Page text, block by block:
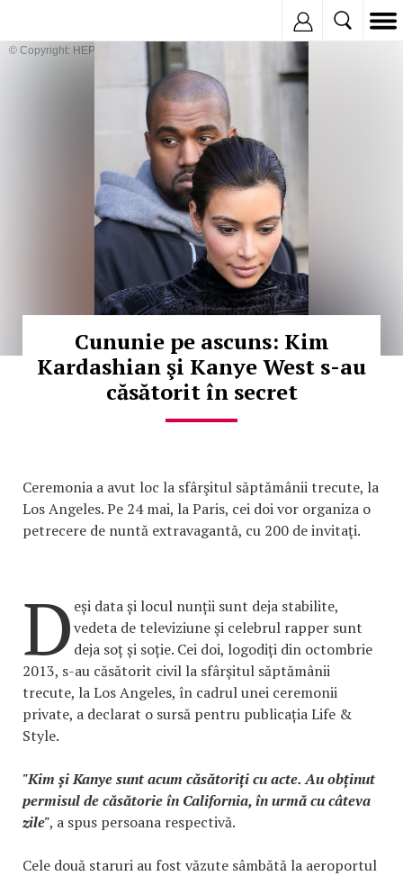
© Copyright: HEPTA
Cununie pe ascuns: Kim
Kardashian şi Kanye West s-au
căsătorit în secret
Ceremonia a avut loc la sfârşitul săptămânii trecute, la
Los Angeles. Pe 24 mai, la Paris, cei doi vor organiza o
petrecere de nuntă extravagantă, cu 200 de invitaţi.
D eși data și locul nunții sunt deja stabilite,
vedeta de televiziune şi celebrul rapper sunt
deja soț și soție. Cei doi, logodiți din octombrie
2013, s-au căsătorit civil la sfârşitul săptămânii
trecute, la Los Angeles, în cadrul unei ceremonii
private, a declarat o sursă pentru publicația Life &
Style.
"Kim și Kanye sunt acum căsătoriți cu acte. Au obținut
permisul de căsătorie în California, în urmă cu câteva
zile", a spus persoana respectivă.
Cele două staruri au fost văzute sâmbătă la aeroportul